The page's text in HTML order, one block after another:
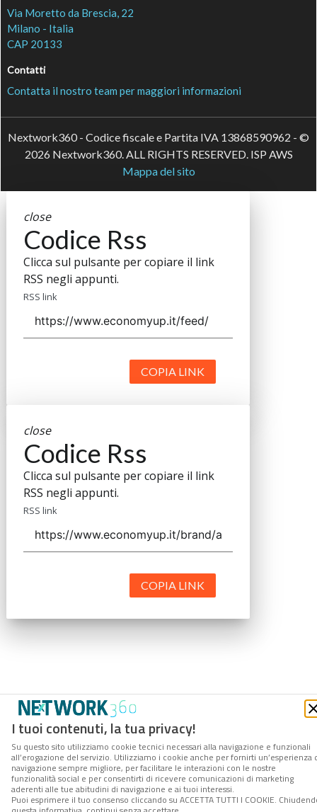
I tuoi contenuti, la tua privacy!
Su questo sito utilizziamo cookie tecnici necessari alla navigazione e funzionali
all’erogazione del servizio. Utilizziamo i cookie anche per fornirti un’esperienza
navigazione sempre migliore, per facilitare le interazioni con le nostre
funzionalità social e per consentirti di ricevere comunicazioni di marketing
aderenti alle tue abitudini di navigazione e ai tuoi interessi.
Puoi esprimere il tuo consenso cliccando su ACCETTA TUTTI I COOKIE.
Via Moretto da Brescia, 22
Milano - Italia
CAP 20133
Contatti
Contatta il nostro team per maggiori informazioni
Nextwork360 - Codice fiscale e Partita IVA 13868590962 - ©
2026 Nextwork360. ALL RIGHTS RESERVED. ISP AWS
Mappa del sito
close
Codice Rss
Clicca sul pulsante per copiare il link
RSS negli appunti.
RSS link
COPIA LINK
close
Codice Rss
Clicca sul pulsante per copiare il link
RSS negli appunti.
RSS link
COPIA LINK